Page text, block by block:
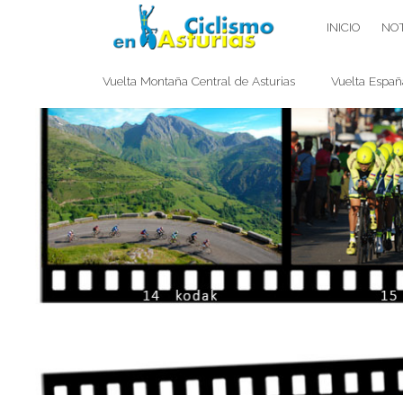
CICLISMO EN ASTURIAS INICIO
Vuelta Montaña Central de Asturias Vuelta